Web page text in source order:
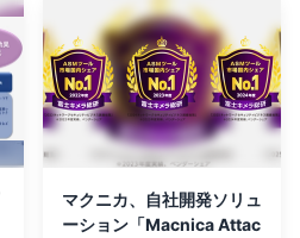
マクニカ、自社開発ソリュ
ーション「Macnica Attac